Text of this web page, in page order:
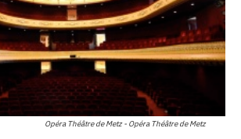
Opéra Théâtre de Metz - Opéra Théâtre de Metz